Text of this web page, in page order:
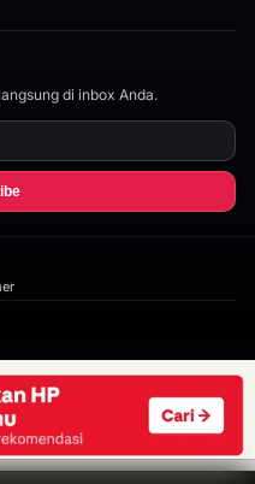
di inbox Anda.